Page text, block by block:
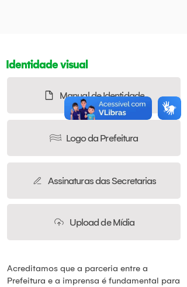
Identidade visual
Manual de Identidade
Logo da Prefeitura
Assinaturas das Secretarias
Upload de Mídia
Acreditamos que a parceria entre a
Prefeitura e a imprensa é fundamental para